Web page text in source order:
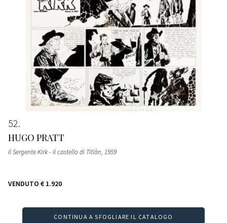
52
HUGO PRATT
Il Sergente Kirk - Il castello di Titlàn, 1959
VENDUTO € 1.920
CONTINUA A SFOGLIARE IL CATALOGO